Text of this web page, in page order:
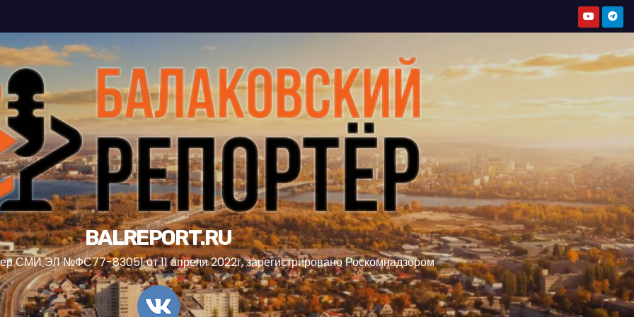
BALREPORT.RU
СМИ ЭЛ №ФС77-83051 от 11 апреля 2022г, зарегистрировано Роскомнадзором